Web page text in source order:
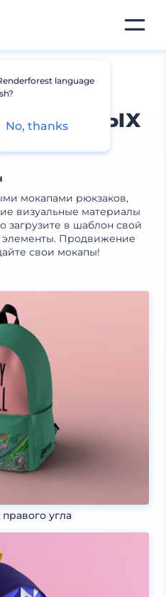
мокапами рюкзаков,
визуальные материалы
загрузите в шаблон свой
элементы. Продвижение
свои мокапы!
угла
language
No, thanks